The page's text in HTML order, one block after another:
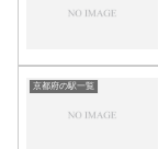
京都府の駅一覧